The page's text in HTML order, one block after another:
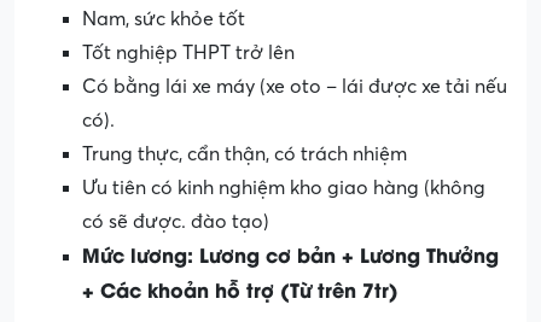
Nam, sức khỏe tốt
Tốt nghiệp THPT trở lên
Có bằng lái xe máy (xe oto – lái được xe tải nếu
có).
Trung thực, cẩn thận, có trách nhiệm
Ưu tiên có kinh nghiệm kho giao hàng (không
có sẽ được. đào tạo)
Mức lương: Lương cơ bản + Lương Thưởng
+ Các khoản hỗ trợ (Từ trên 7tr)